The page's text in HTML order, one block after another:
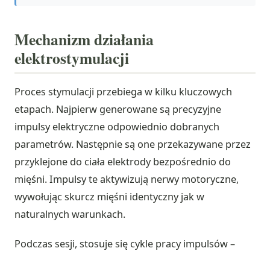
Mechanizm działania
elektrostymulacji
Proces stymulacji przebiega w kilku kluczowych
etapach. Najpierw generowane są precyzyjne
impulsy elektryczne odpowiednio dobranych
parametrów. Następnie są one przekazywane przez
przyklejone do ciała elektrody bezpośrednio do
mięśni. Impulsy te aktywizują nerwy motoryczne,
wywołując skurcz mięśni identyczny jak w
naturalnych warunkach.
Podczas sesji, stosuje się cykle pracy impulsów –